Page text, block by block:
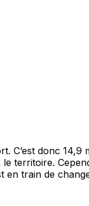
C’est donc
territoire.
en train de